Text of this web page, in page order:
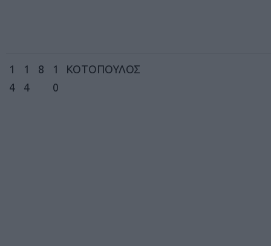
1
4
1
4
8
1
0
ΚΟΤΟΠΟΥΛΟΣ